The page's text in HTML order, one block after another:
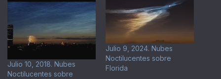
Julio 10, 2018. Nubes
Noctilucentes sobre
Julio 9, 2024. Nubes
Noctilucentes sobre
Florida